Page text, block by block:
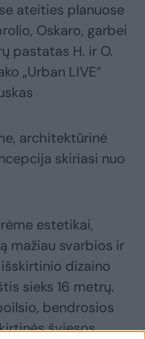
ateities planuose
Oskaro, garbei
pastatas H. ir O.
„Urban LIVE“
architektūrinė
skiriasi nuo
estetikai,
mažiau svarbios ir
dizaino
sieks 16 metrų.
bendrosios
šviesos